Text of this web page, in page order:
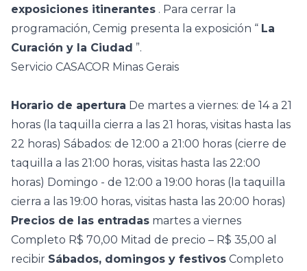
exposiciones itinerantes . Para cerrar la
programación, Cemig presenta la exposición “ La
Curación y la Ciudad ”.
Servicio CASACOR Minas Gerais
Horario de apertura De martes a viernes: de 14 a 21
horas (la taquilla cierra a las 21 horas, visitas hasta las
22 horas) Sábados: de 12:00 a 21:00 horas (cierre de
taquilla a las 21:00 horas, visitas hasta las 22:00
horas) Domingo - de 12:00 a 19:00 horas (la taquilla
cierra a las 19:00 horas, visitas hasta las 20:00 horas)
Precios de las entradas martes a viernes
Completo R$ 70,00 Mitad de precio – R$ 35,00 al
recibir Sábados, domingos y festivos Completo